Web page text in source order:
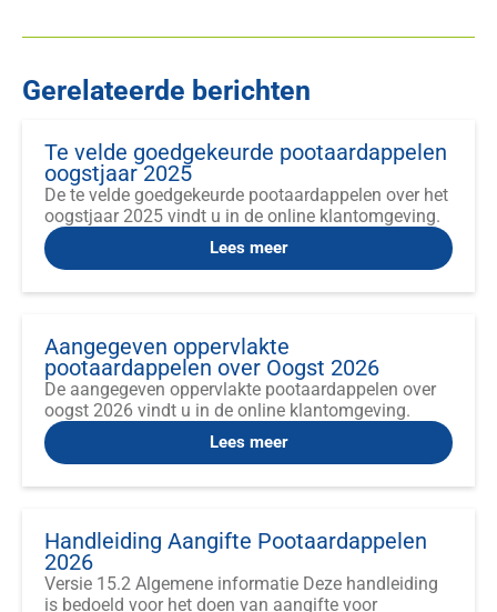
Gerelateerde berichten
Te velde goedgekeurde pootaardappelen
oogstjaar 2025
De te velde goedgekeurde pootaardappelen over het
oogstjaar 2025 vindt u in de online klantomgeving.
Lees meer
Aangegeven oppervlakte
pootaardappelen over Oogst 2026
De aangegeven oppervlakte pootaardappelen over
oogst 2026 vindt u in de online klantomgeving.
Lees meer
Handleiding Aangifte Pootaardappelen
2026
Versie 15.2 Algemene informatie Deze handleiding
is bedoeld voor het doen van aangifte voor